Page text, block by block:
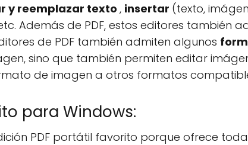
y reemplazar texto , insertar (texto,
Además de PDF, estos editores también
de PDF también admiten algunos
sino que también permiten editar
de imagen a otros formatos
para Windows:
PDF portátil favorito porque ofrece